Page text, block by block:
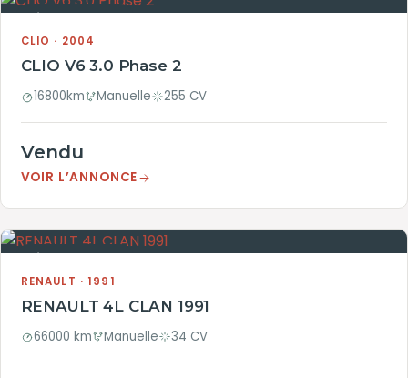
CLIO · 2004
CLIO V6 3.0 Phase 2
16800km Manuelle 255 CV
Vendu
VOIR L’ANNONCE
RENAULT · 1991
RENAULT 4L CLAN 1991
66000 km Manuelle 34 CV